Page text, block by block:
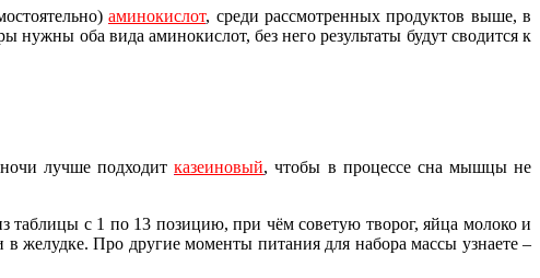
аминокислот, среди рассмотренных продуктов выше, в
оба вида аминокислот, без него результаты будут сводится к
лучше подходитказеиновый, чтобы в процессе сна мышцы не
с 1 по 13 позицию, при чём советую творог, яйца молоко и
желудке. Про другие моменты питания для набора массы узнаете –